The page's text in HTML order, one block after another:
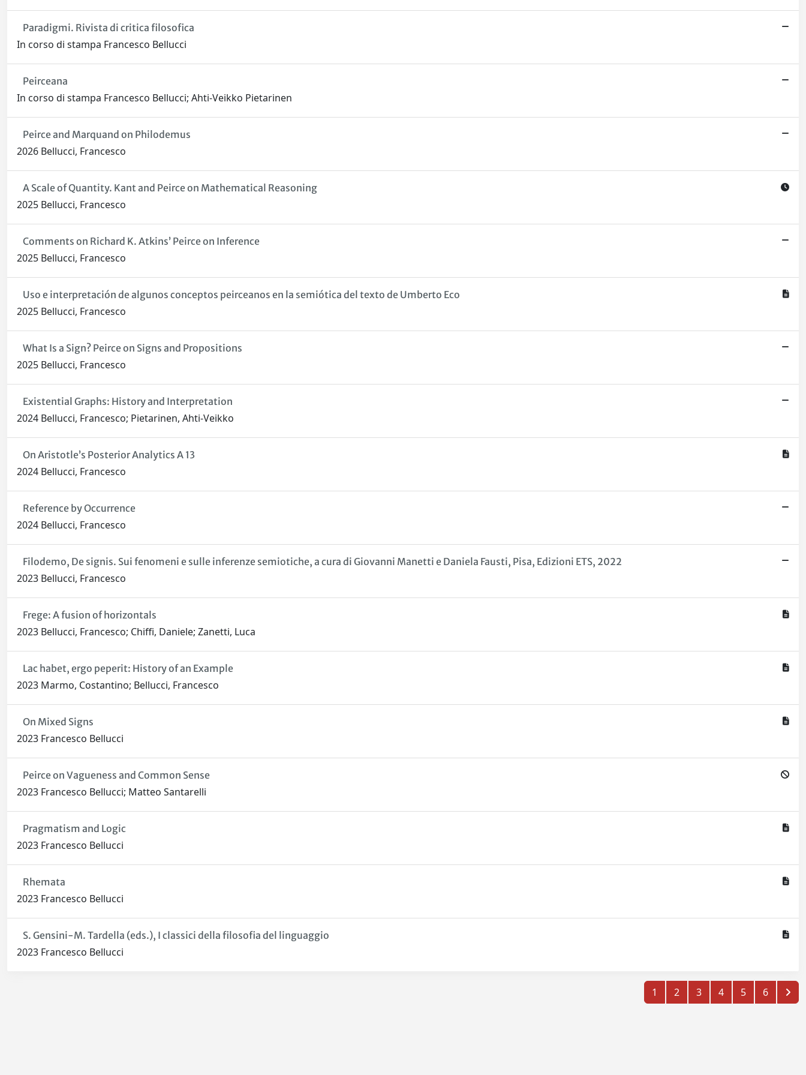
Paradigmi. Rivista di critica filosofica
In corso di stampa Francesco Bellucci
Peirceana
In corso di stampa Francesco Bellucci; Ahti-Veikko Pietarinen
Peirce and Marquand on Philodemus
2026 Bellucci, Francesco
A Scale of Quantity. Kant and Peirce on Mathematical Reasoning
2025 Bellucci, Francesco
Comments on Richard K. Atkins’ Peirce on Inference
2025 Bellucci, Francesco
Uso e interpretación de algunos conceptos peirceanos en la semiótica del texto de Umberto Eco
2025 Bellucci, Francesco
What Is a Sign? Peirce on Signs and Propositions
2025 Bellucci, Francesco
Existential Graphs: History and Interpretation
2024 Bellucci, Francesco; Pietarinen, Ahti-Veikko
On Aristotle’s Posterior Analytics A 13
2024 Bellucci, Francesco
Reference by Occurrence
2024 Bellucci, Francesco
Filodemo, De signis. Sui fenomeni e sulle inferenze semiotiche, a cura di Giovanni Manetti e Daniela Fausti, Pisa, Edizioni ETS, 2022
2023 Bellucci, Francesco
Frege: A fusion of horizontals
2023 Bellucci, Francesco; Chiffi, Daniele; Zanetti, Luca
Lac habet, ergo peperit: History of an Example
2023 Marmo, Costantino; Bellucci, Francesco
On Mixed Signs
2023 Francesco Bellucci
Peirce on Vagueness and Common Sense
2023 Francesco Bellucci; Matteo Santarelli
Pragmatism and Logic
2023 Francesco Bellucci
Rhemata
2023 Francesco Bellucci
S. Gensini-M. Tardella (eds.), I classici della filosofia del linguaggio
2023 Francesco Bellucci
1 2 3 4 5 6